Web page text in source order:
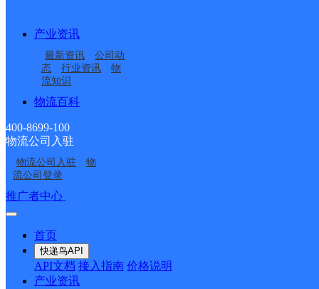
产业资讯
最新资讯
公司动
态
行业资讯
物
流知识
物流百科
400-8699-100
物流公司入驻
物流公司入驻
物
流公司登录
推广者中心
首页
快递鸟API
API文档 接入指南 价格说明
产业资讯
甘河农场寄存点
内蒙古莫力达瓦旗公司
红彦镇寄存点
呼伦贝尔莫力达瓦旗营
业部
布特哈路邮政支局
哈达阳邮政所
巴彦农场邮政所
巴彦塔拉邮政所
接口API
API接口 DEMO下载
关于我们